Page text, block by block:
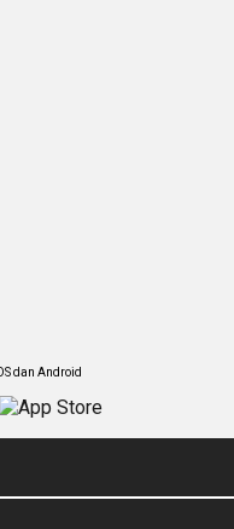
dan Android